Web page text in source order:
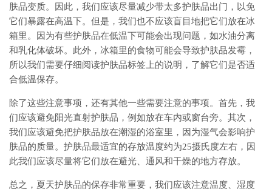
肤品变质。因此，我们应该尽量减少带太多护肤品出门，以免
它们暴露在高温下。但是，我们也不应该盲目地把它们放在冰
箱里。因为有些护肤品在低温下可能会出现问题，如水油分离
和乳化体破坏。此外，冰箱里的食物可能会导致护肤品发霉，
所以我们需要仔细阅读护肤品标签上的说明，了解它们是否适
合低温保存。
除了这些注意事项，还有其他一些需要注意的事项。首先，我
们应该避免阳光直射护肤品，例如放在车内或窗台旁。其次，
我们应该避免把护肤品放在潮湿的浴室里，因为湿气会影响护
肤品的质量。护肤品最适宜的存放温度约为25摄氏度左右，因
此我们应该尽量将它们放在避光、通风和干燥的地方存放。
总之，夏天护肤品的保存非常重要，我们应该注意温度、湿度